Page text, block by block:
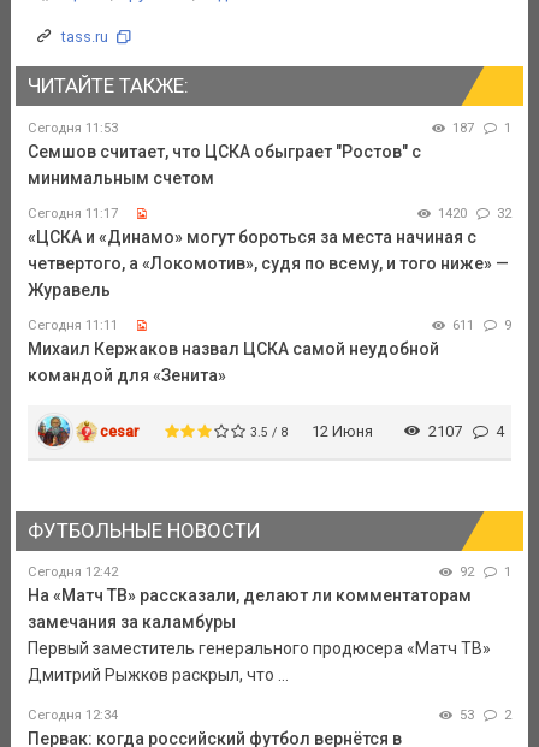
tass.ru
ЧИТАЙТЕ ТАКЖЕ:
Сегодня 11:53 187 1
Семшов считает, что ЦСКА обыграет "Ростов" с
минимальным счетом
Сегодня 11:17 1420 32
«ЦСКА и «Динамо» могут бороться за места начиная с
четвертого, а «Локомотив», судя по всему, и того ниже» —
Журавель
Сегодня 11:11 611 9
Михаил Кержаков назвал ЦСКА самой неудобной
командой для «Зенита»
cesar 3.5 / 8 12 Июня 2107 4
ФУТБОЛЬНЫЕ НОВОСТИ
Сегодня 12:42 92 1
На «Матч ТВ» рассказали, делают ли комментаторам
замечания за каламбуры
Первый заместитель генерального продюсера «Матч ТВ»
Дмитрий Рыжков раскрыл, что ...
Сегодня 12:34 53 2
Первак: когда российский футбол вернётся в